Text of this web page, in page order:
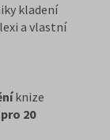
kladení
a vlastní
knize
20